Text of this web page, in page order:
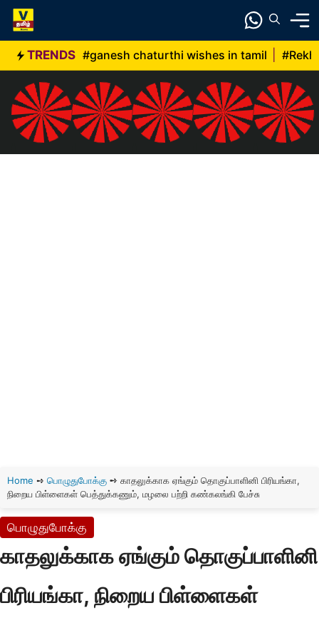
Skip
content
TRENDS #ganesh chaturthi wishes in tamil
Home ➺ பொழுதுபோக்கு ➺ காதலுக்காக ஏங்கும் தொகுப்பாளினி பிரியங்கா,
நிறைய பிள்ளைகள் பெத்துக்கணும், மழலை பற்றி கண்கலங்கி பேச்சு
பொழுதுபோக்கு
காதலுக்காக ஏங்கும் தொகுப்பாளினி
பிரியங்கா, நிறைய பிள்ளைகள்